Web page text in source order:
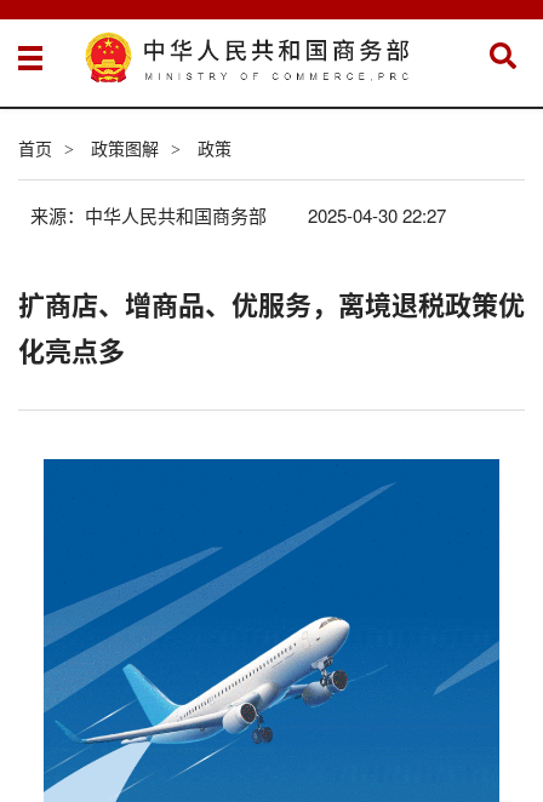
首页 > 政策图解 > 政策
来源：中华人民共和国商务部 2025-04-30 22:27
扩商店、增商品、优服务，离境退税政策优
化亮点多